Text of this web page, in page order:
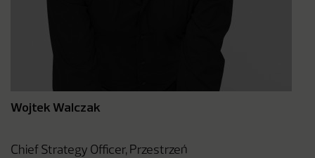
Wojtek Walczak
Chief Strategy Officer, Przestrzeń